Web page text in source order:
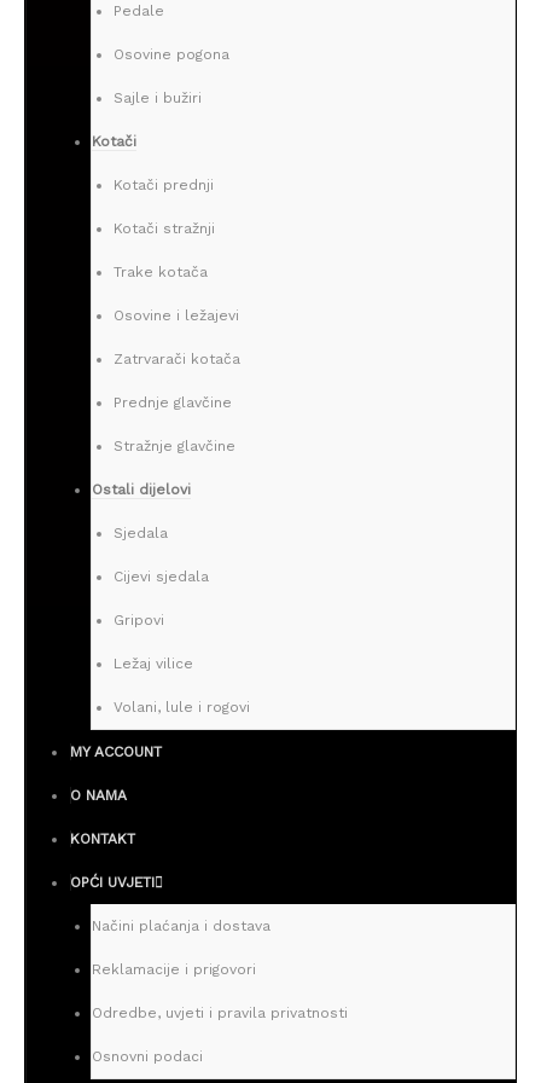
Pedale
Osovine pogona
Sajle i bužiri
Kotači
Kotači prednji
Kotači stražnji
Trake kotača
Osovine i ležajevi
Zatrvarači kotača
Prednje glavčine
Stražnje glavčine
Ostali dijelovi
Sjedala
Cijevi sjedala
Gripovi
Ležaj vilice
Volani, lule i rogovi
MY ACCOUNT
O NAMA
KONTAKT
OPĆI UVJETI
Načini plaćanja i dostava
Reklamacije i prigovori
Odredbe, uvjeti i pravila privatnosti
Osnovni podaci